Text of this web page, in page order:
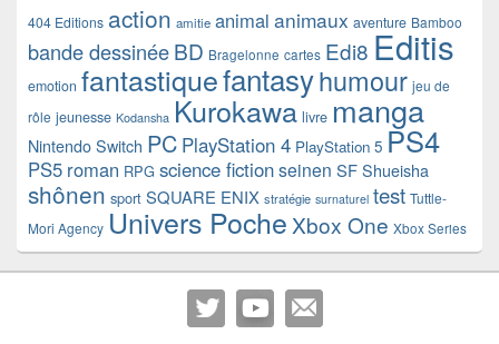
404 Editions action amitie animal animaux aventure Bamboo
bande dessinéeBD Bragelonne cartes Edi8 Editis
emotion fantastiquefantasyhumour jeu de
rôle jeunesse Kodansha Kurokawa livre manga
Nintendo Switch PC PlayStation 4 PlayStation 5 PS4
PS5 roman RPG science fictionseinen SF Shueisha
shônen sport SQUARE ENIX stratégie surnaturel test Tuttle-
Mori Agency Univers Poche Xbox One Xbox Series